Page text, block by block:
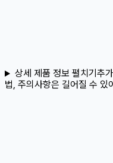
상세 제품 정보 펼치기 추
법, 주의사항은 길어질 수 있